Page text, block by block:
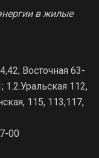
в жилые
Восточная 63-
112,
115, 113,117,
00